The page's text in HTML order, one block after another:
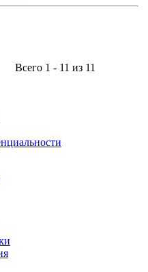
Всего 1 - 11 из 11